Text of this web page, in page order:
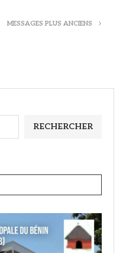
MESSAGES PLUS ANCIENS
RECHERCHER